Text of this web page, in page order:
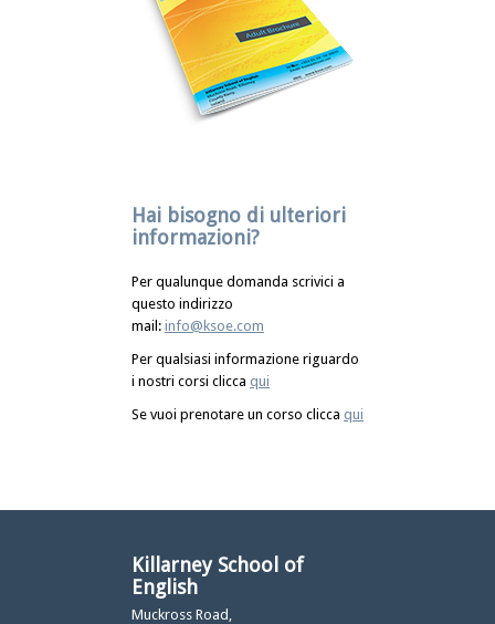
Hai bisogno di ulteriori
informazioni?
Per qualunque domanda scrivici a
questo indirizzo
mail: info@ksoe.com
Per qualsiasi informazione riguardo
i nostri corsi clicca qui
Se vuoi prenotare un corso clicca qui
Killarney School of
English
Muckross Road,